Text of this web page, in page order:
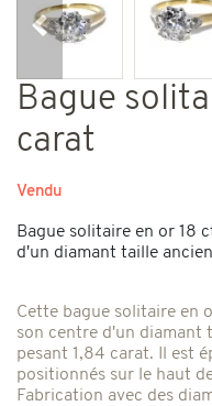
Précédent
Bague
carat
Vendu
Bague solitaire en or 18
d'un diamant taille
Cette bague solitaire en
son centre d'un diamant
pesant 1,84 carat. Il est
positionnés sur le haut
Fabrication avec des